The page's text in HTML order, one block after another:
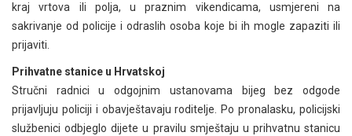
kraj vrtova ili polja, u praznim vikendicama, usmjereni na
sakrivanje od policije i odraslih osoba koje bi ih mogle zapaziti ili
prijaviti.
Prihvatne stanice u Hrvatskoj
Stručni radnici u odgojnim ustanovama bijeg bez odgode
prijavljuju policiji i obavještavaju roditelje. Po pronalasku, policijski
službenici odbjeglo dijete u pravilu smještaju u prihvatnu stanicu